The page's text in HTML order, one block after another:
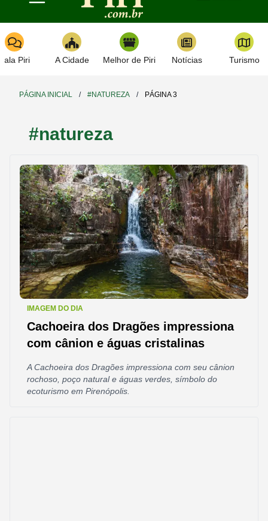
Toggle navigation
Piri A Cidade Melhor de Piri Notícias Turismo
PÁGINA INICIAL / #NATUREZA / PÁGINA 3
#natureza
IMAGEM DO DIA
Cachoeira dos Dragões impressiona
com cânion e águas cristalinas
A Cachoeira dos Dragões impressiona com seu cânion
rochoso, poço natural e águas verdes, símbolo do
ecoturismo em Pirenópolis.